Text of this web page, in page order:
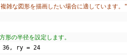
雑な図形を描画したい場合に適しています。"
の半径を設定します。
36, ry = 24